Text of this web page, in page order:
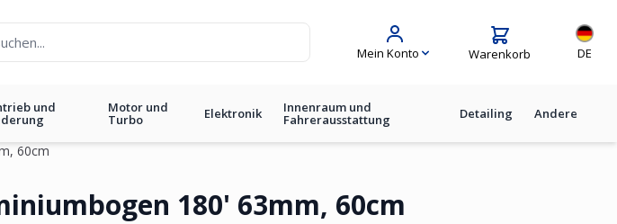
Mein Konto Warenkorb
Sprache
DE
und Motor und
Turbo Elektronik Innenraum und
Fahrerausstattung Detailing Andere
60cm
180' 63mm, 60cm